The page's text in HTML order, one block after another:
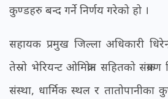
कुण्डहरु बन्द गर्ने निर्णय गरेको हो ।
सहायक प्रमुख जिल्ला अधिकारी
तेस्रो भेरियन्ट ओमिक्रोन सहितको
संस्था, धार्मिक स्थल र तातोपानीका